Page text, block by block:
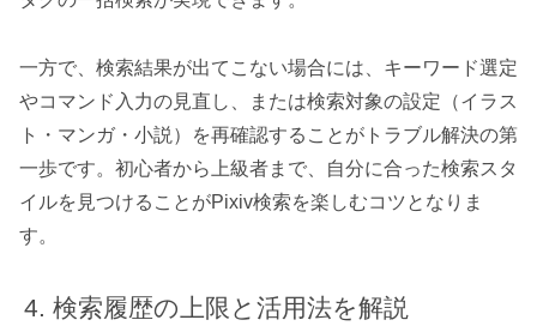
一方で、検索結果が出てこない場合には、キーワード選定
やコマンド入力の見直し、または検索対象の設定（イラス
ト・マンガ・小説）を再確認することがトラブル解決の第
一歩です。初心者から上級者まで、自分に合った検索スタ
イルを見つけることがPixiv検索を楽しむコツとなりま
す。
検索履歴の上限と活用法を解説